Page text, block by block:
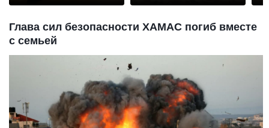
Глава сил безопасности ХАМАС погиб вместе
с семьей